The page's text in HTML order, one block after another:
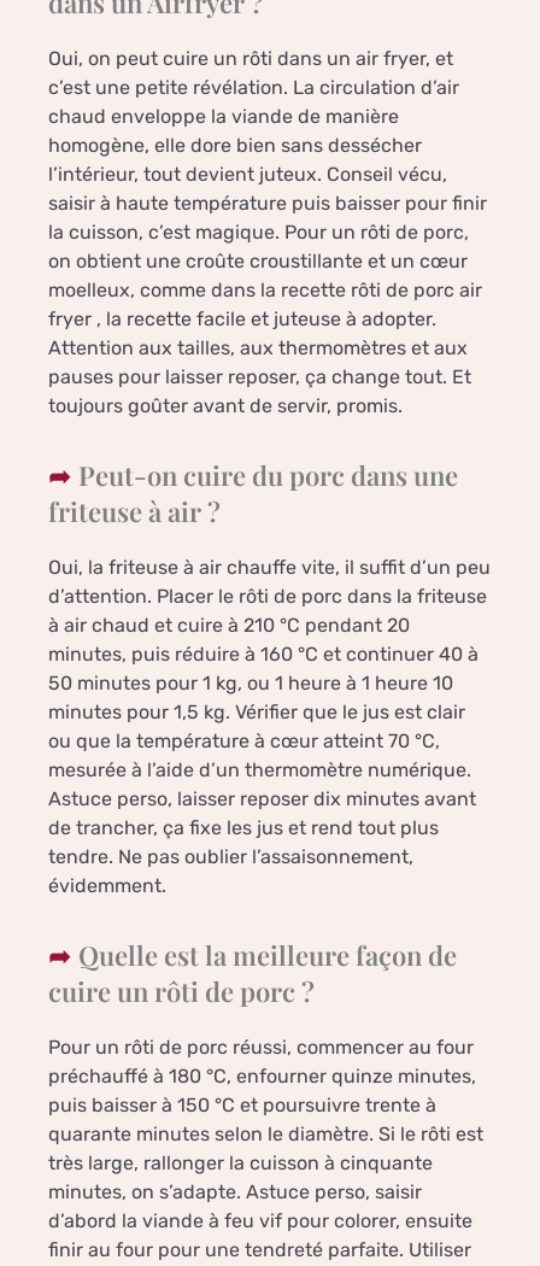
Oui, on peut cuire un rôti dans un air fryer, et
c’est une petite révélation. La circulation d’air
chaud enveloppe la viande de manière
homogène, elle dore bien sans dessécher
l’intérieur, tout devient juteux. Conseil vécu,
saisir à haute température puis baisser pour finir
la cuisson, c’est magique. Pour un rôti de porc,
on obtient une croûte croustillante et un cœur
moelleux, comme dans la recette rôti de porc air
fryer , la recette facile et juteuse à adopter.
Attention aux tailles, aux thermomètres et aux
pauses pour laisser reposer, ça change tout. Et
toujours goûter avant de servir, promis.
Peut-on cuire du porc dans une
friteuse à air ?
Oui, la friteuse à air chauffe vite, il suffit d’un peu
d’attention. Placer le rôti de porc dans la friteuse
à air chaud et cuire à 210 °C pendant 20
minutes, puis réduire à 160 °C et continuer 40 à
50 minutes pour 1 kg, ou 1 heure à 1 heure 10
minutes pour 1,5 kg. Vérifier que le jus est clair
ou que la température à cœur atteint 70 °C,
mesurée à l’aide d’un thermomètre numérique.
Astuce perso, laisser reposer dix minutes avant
de trancher, ça fixe les jus et rend tout plus
tendre. Ne pas oublier l’assaisonnement,
évidemment.
Quelle est la meilleure façon de
cuire un rôti de porc ?
Pour un rôti de porc réussi, commencer au four
préchauffé à 180 °C, enfourner quinze minutes,
puis baisser à 150 °C et poursuivre trente à
quarante minutes selon le diamètre. Si le rôti est
très large, rallonger la cuisson à cinquante
minutes, on s’adapte. Astuce perso, saisir
d’abord la viande à feu vif pour colorer, ensuite
finir au four pour une tendreté parfaite. Utiliser